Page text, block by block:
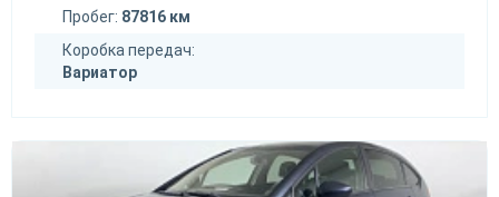
Пробег: 87816 км
Коробка передач:
Вариатор